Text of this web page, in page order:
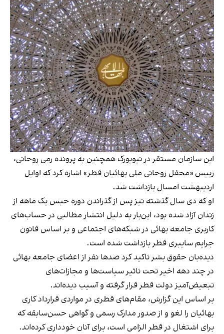
این سازمان مستقر در نیویورک همچنین به پرونده رمی روحانی،
رییس «محفل روحانی ملی بهائیان قطر» اشاره کرد که اوایل
اردیبهشت امسال بازداشت شد.
او که دی سال گذشته نیز پس از گذراندن دوره حبس یک ماهه از
زندان آزاد شده بود، این‌بار به دلیل انتشار مطالبی در حساب‌های
کاربری جامعه بهائی در شبکه‌های اجتماعی و بر اساس قانون
جرایم سایبری قطر بازداشت شده است.
دیده‌بان حقوق بشر تاکید کرد صدها نفر از اعضای جامعه بهائی
در چند دهه اخیر تحت تاثیر سیاست‌ها و مجازات‌های
تبعیض‌آمیز دولت قطر قرار گرفته و آسیب دیده‌اند.
بر اساس این گزارش، مقام‌های قطری در مواردی قرارداد کاری
بهائیان را لغو و از صدور مدارک رسمی و گواهی حسن‌سابقه که
برای اشتغال در قطر الزامی است، برای آنان خودداری کرده‌اند.